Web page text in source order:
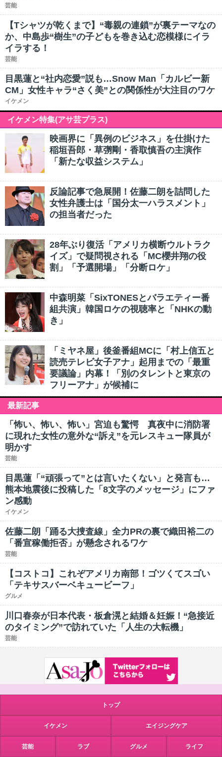
芸能
【Tシャツが乾くまで】“毒親の連鎖”が裏テーマなの
か、中島歩“樹生”の子どもを巻き込む恋模様にイラ
イラする！
芸能
目黒蓮と“社内恋愛”説も…Snow Man「カルビー新
CM」女性キャラ“さく美”との関係性が大注目のワケ
イケメン
イケメン特集(アサ芸プラス)
映画界に「異例のビジネス」を仕掛けた
稲垣吾郎・草彅剛・香取慎吾の主演作
「新たな収益システム」
反論記事で急展開！佐藤二朗を詰問した
女性弁護士は「国分太一ハラスメント」
の担当者だった
28年ぶり復活「アメリカ横断ウルトラク
イズ」で疑問視される「MC櫻井翔の役
割」「予選開場」「分断ロケ」
中森明菜「SixTONESとバラエティー番
組共演」韓国ロケの視聴率と「NHKの動
き」
「ミヤネ屋」後釜番組MCに「村上信五と
読売テレビ女子アナ」起用までの「最重
要議論」内幕！「別のタレントと東京の
フリーアナ」が候補に
最新記事
「怖い、怖い、怖い」宮迫も驚愕 真夜中に消防署
に現れた女性の意外な“訴え”を元レスキュー隊員が
明かす
芸能
目黒蓮「“頑張って”とは言いたくない」と発言も…
熊本地震後に投稿した「8文字のメッセージ」にファ
ン感動
イケメン
佐藤二朗「踊る大捜査線」全力PRの裏で織田裕二の
「番宣稼働拒否」が懸念されるワケ
芸能
【コストコ】これぞアメリカ南部！ゴツくてスゴい
「テキサスバーベキュービーフ」
グルメ
川口春奈が日本代表・板倉滉と結婚＆妊娠！“急接近
のタイミング”で訪れていた「人生の大転機」
芸能
トップ
イケメン エイジングケア
芸能 ラブ グルメ ライフ